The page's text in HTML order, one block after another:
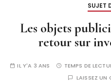
SUJET
Les objets
retour sur
IL Y'A 3 ANS TEMPS DE
LAISSEZ UN